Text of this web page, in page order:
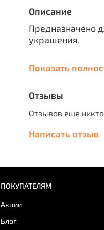
Описание
Предназначено
украшения.
Материал: сталь
Показать
Отзывы
Отзывов еще
Написать отзыв
ПОКУПАТЕЛЯМ
Акции
Блог